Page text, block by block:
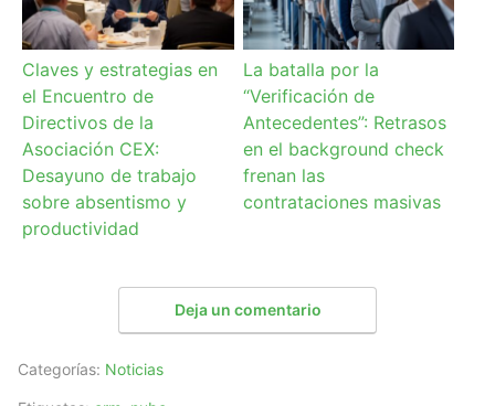
Claves y estrategias en
el Encuentro de
Directivos de la
Asociación CEX:
Desayuno de trabajo
sobre absentismo y
productividad
La batalla por la
“Verificación de
Antecedentes”: Retrasos
en el background check
frenan las
contrataciones masivas
Deja un comentario
Categorías: Noticias